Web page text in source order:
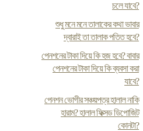
চলে যাবে?
শুধু মনে মনে তালাকের কথা ভাবার
দ্বারাই তা তালাক পতিত হবে?
পেনশনের টাকা দিয়ে কি হজ হবে? বাবার
পেনশনের টাকা দিয়ে কি ব্যবসা করা
যাবে?
পেনশন ভোগীর সঞ্চয়পত্র হালাল নাকি
হারাম? হালাল ফিক্সড ডিপোজিট
কোনটা?